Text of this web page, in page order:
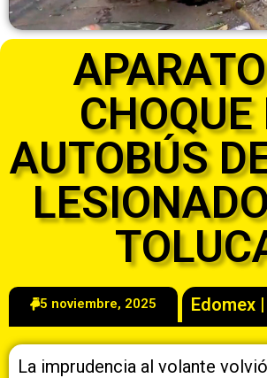
CHOQUE
AUTOBÚS
5 noviembre, 2025 Edomex |
La imprudencia al volante